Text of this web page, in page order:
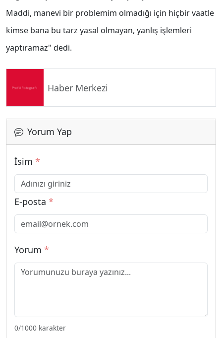
Maddi, manevi bir problemim olmadığı için hiçbir vaatle
kimse bana bu tarz yasal olmayan, yanlış işlemleri
yaptıramaz" dedi.
Haber Merkezi
Yorum Yap
İsim *
E-posta *
Yorum *
0/1000 karakter